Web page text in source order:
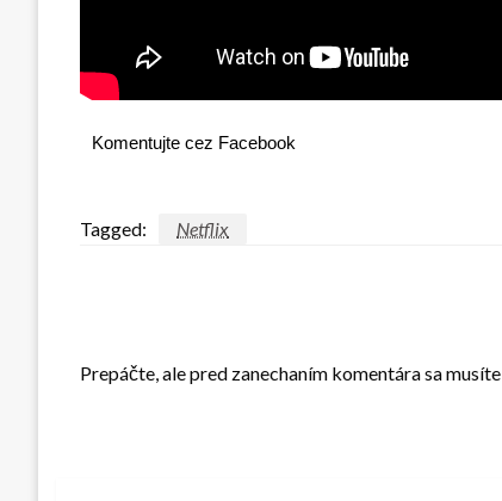
Komentujte cez Facebook
Tagged: Netflix
Prepáčte, ale pred zanechaním komentára sa musíte